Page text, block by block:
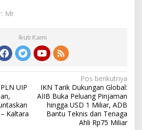
Mr
Ikuti Kami
UIP
Kaltara
Pos berikutnya
IKN Tarik Dukungan Global:
AIIB Buka Peluang Pinjaman
hingga USD 1 Miliar, ADB
Bantu Teknis dan Tenaga
Ahli Rp75 Miliar